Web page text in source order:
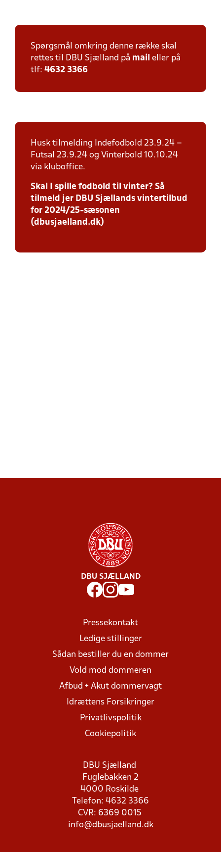
Spørgsmål omkring denne række skal
rettes til DBU Sjælland på mail eller på
tlf: 4632 3366
Husk tilmelding Indefodbold 23.9.24 –
Futsal 23.9.24 og Vinterbold 10.10.24
via kluboffice.
Skal I spille fodbold til vinter? Så
tilmeld jer DBU Sjællands vintertilbud
for 2024/25-sæsonen
(dbusjaelland.dk)
DBU SJÆLLAND
Pressekontakt
Ledige stillinger
Sådan bestiller du en dommer
Vold mod dommeren
Afbud + Akut dommervagt
Idrættens Forsikringer
Privatlivspolitik
Cookiepolitik
DBU Sjælland
Fuglebakken 2
4000 Roskilde
Telefon: 4632 3366
CVR: 6369 0015
info@dbusjaelland.dk